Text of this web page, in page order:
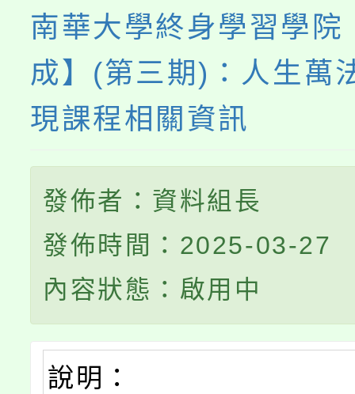
南華大學終身學習學院
成】(第三期)：人生萬
現課程相關資訊
發佈者：資料組長
發佈時間：2025-03-27
內容狀態：啟用中
說明：